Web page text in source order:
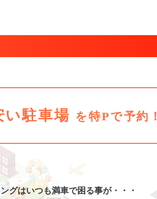
い駐車場 を特Pで予約！
グはいつも満車で困る事が・・・